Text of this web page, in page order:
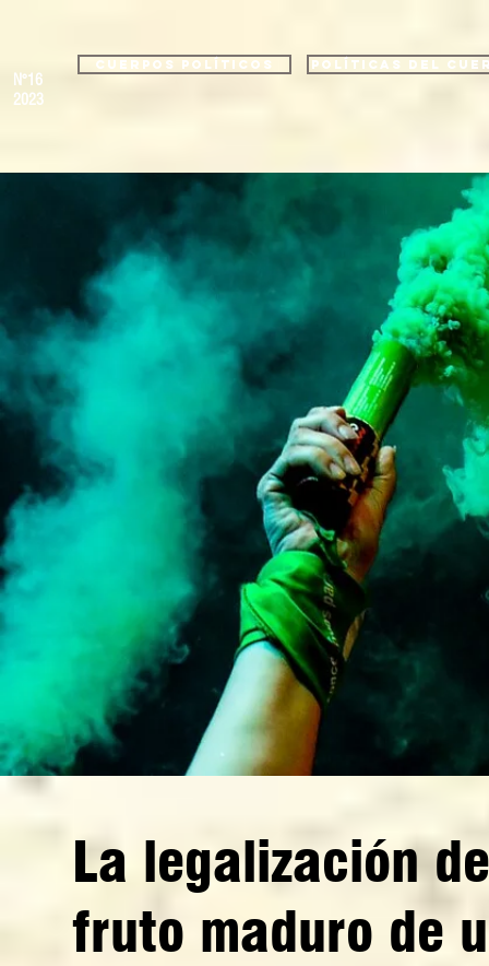
N°16
2023
Cuerpos políticos Políticas del
La legalización
fruto maduro de